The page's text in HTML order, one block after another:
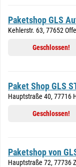
Paketshop GLS
Kehlerstr. 63, 77652
Geschlossen!
Paket Shop GLS
Hauptstraße 40, 77716
Geschlossen!
Paketshop von
Hauptstraße 72, 77736